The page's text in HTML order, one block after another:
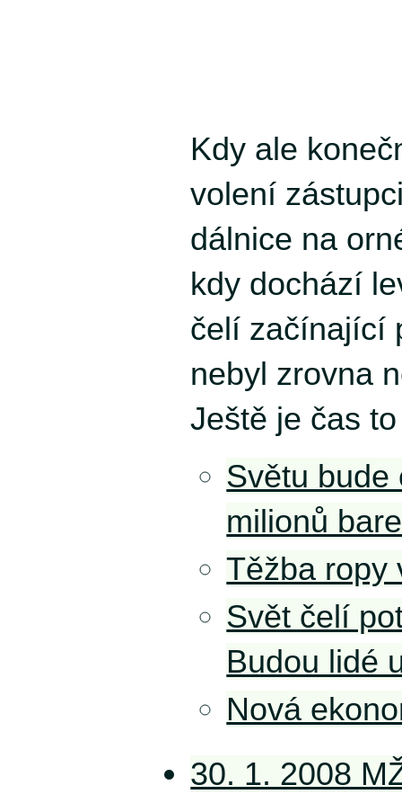
Kdy ale
volení
dálnice na
kdy dochází
čelí začínající
nebyl zrovna
Ještě je čas
Světu bude
milionů
Těžba ropy
Svět čelí
Budou lidé
Nová
30. 1. 2008